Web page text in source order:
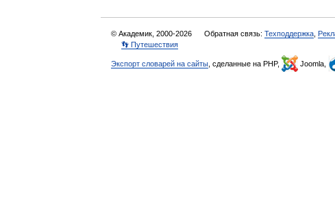
© Академик, 2000-2026 Обратная связь: Техподдержка
👣 Путешествия
Экспорт словарей на сайты , сделанные на PHP, Joomla,